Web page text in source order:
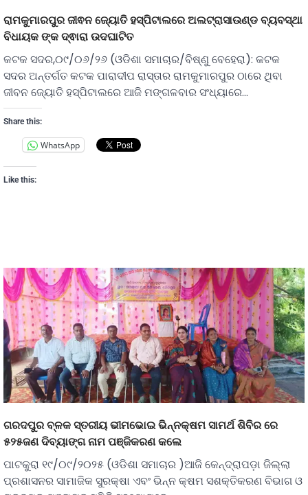
ରାମକୁମାରପୁର ଜୀଵନ ଜ୍ୟୋତି ହସ୍ପିଟାଲରେ ଅଲଟ୍ରାସାଉଣ୍ଡ ବ୍ୟବସ୍ଥା
ବିଧାୟକ ଙ୍କ ଦ୍ଵାରା ଉଦଘାଟିତ
କଟକ ସଦର,୦୯/୦୬/୨୬ (ଓଡିଶା ସମାଚାର/ବିଷ୍ଣୁ ବେହେରା): କଟକ
ସଦର ଅନ୍ତର୍ଗତ କଟକ ପାରାଦୀପ ରାସ୍ତାର ରାମକୁମାରପୁର ଠାରେ ଥିବା
ଜୀବନ ଜ୍ୟୋତି ହସ୍ପିଟାଲରେ ଆଜି ମଙ୍ଗଳବାର ସଂଧ୍ୟାରେ…
Share this:
WhatsApp
Like this:
ଗରଦପୁର ବ୍ଳକ ସ୍ତରୀୟ ଭୀମଭୋଇ ଭିନ୍ନକ୍ଷମ ସାମର୍ଥ ଶିବିର ରେ
୫୨୫ଜଣ ଦିବ୍ୟାଙ୍ଗ ନାମ ପଞ୍ଜିକରଣ କଲେ
ପାଟକୁରା ୧୯/୦୯/୨୦୨୫ (ଓଡିଶା ସମାଚାର )ଆଜି କେନ୍ଦ୍ରାପଡ଼ା ଜିଲ୍ଲା
ପ୍ରଶାସନର ସାମାଜିକ ସୁରକ୍ଷା ଏବଂ ଭିନ୍ନ କ୍ଷମ ସଶକ୍ତିକରଣ ବିଭାଗ ଓ